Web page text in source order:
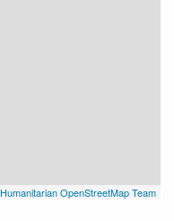
Humanitarian OpenStreetMap Team